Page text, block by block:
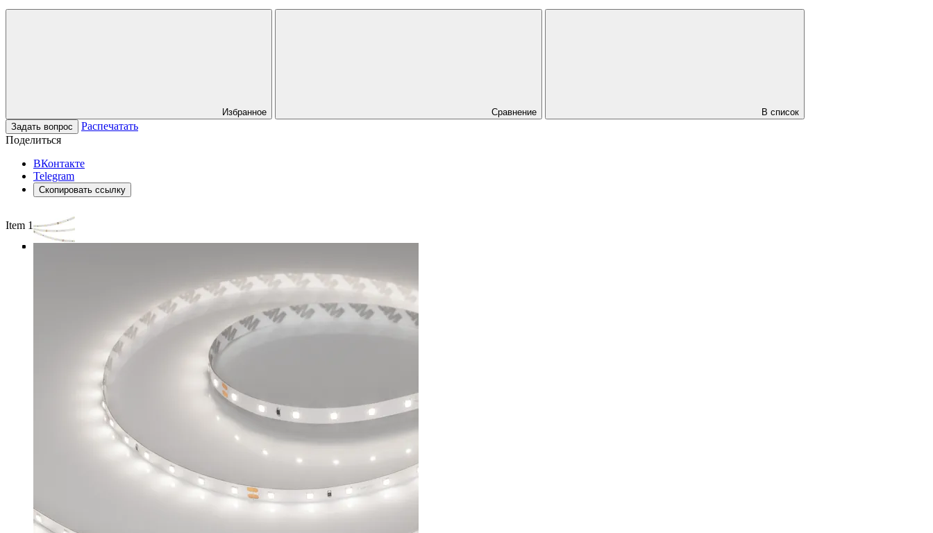
Избранное Сравнение
В список
Задать вопрос
Распечатать
Поделиться
ВКонтакте
Telegram
Скопировать ссылку
Item 1 of 4